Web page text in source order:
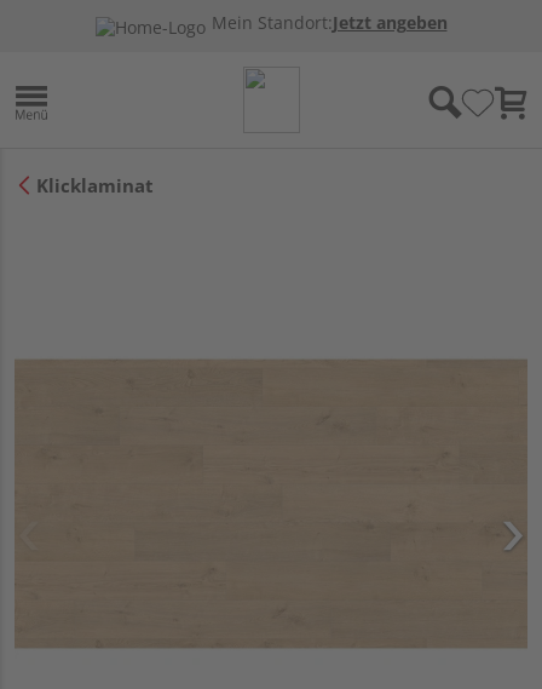
Mein Standort:Jetzt angeben
Klicklaminat